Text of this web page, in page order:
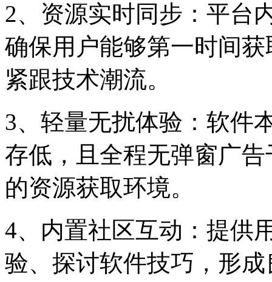
2、资源实时同步：平台
确保用户能够第一时间
紧跟技术潮流。
3、轻量无扰体验：软件
存低，且全程无弹窗广
的资源获取环境。
4、内置社区互动：提供
验、探讨软件技巧，形